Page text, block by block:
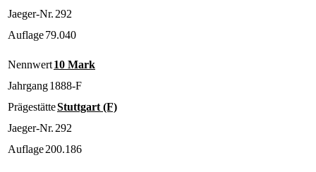
Jaeger-Nr. 292
Auflage79.040
Nennwert10 Mark
Jahrgang1888-F
PrägestätteStuttgart (F)
Jaeger-Nr. 292
Auflage200.186